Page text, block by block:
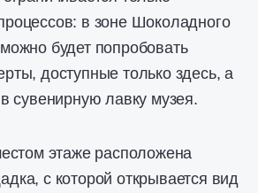
в зоне Шоколадного
будет попробовать
доступные только здесь, а
сувенирную лавку музея.
этаже расположена
с которой открывается вид